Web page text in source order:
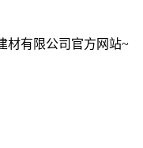
材有限公司官方网站~